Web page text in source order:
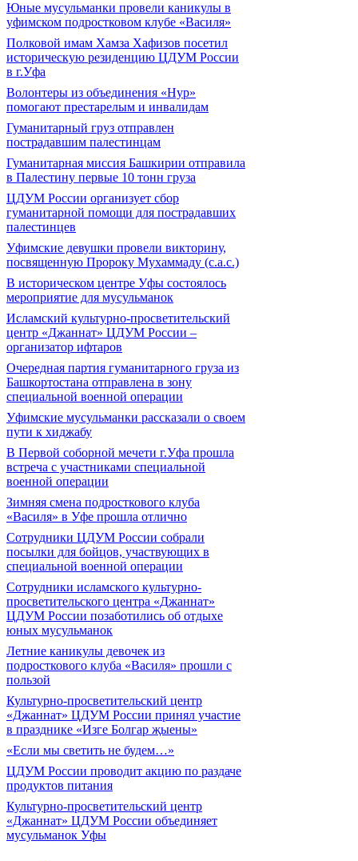
Юные мусульманки провели каникулы в
уфимском подростковом клубе «Василя»
Полковой имам Хамза Хафизов посетил
историческую резиденцию ЦДУМ России
в г.Уфа
Волонтеры из объединения «Нур»
помогают престарелым и инвалидам
Гуманитарный груз отправлен
пострадавшим палестинцам
Гуманитарная миссия Башкирии отправила
в Палестину первые 10 тонн груза
ЦДУМ России организует сбор
гуманитарной помощи для пострадавших
палестинцев
Уфимские девушки провели викторину,
посвященную Пророку Мухаммаду (с.а.с.)
В историческом центре Уфы состоялось
мероприятие для мусульманок
Исламский культурно-просветительский
центр «Джаннат» ЦДУМ России –
организатор ифтаров
Очередная партия гуманитарного груза из
Башкортостана отправлена в зону
специальной военной операции
Уфимские мусульманки рассказали о своем
пути к хиджабу
В Первой соборной мечети г.Уфа прошла
встреча с участниками специальной
военной операции
Зимняя смена подросткового клуба
«Василя» в Уфе прошла отлично
Сотрудники ЦДУМ России собрали
посылки для бойцов, участвующих в
специальной военной операции
Сотрудники исламского культурно-
просветительского центра «Джаннат»
ЦДУМ России позаботились об отдыхе
юных мусульманок
Летние каникулы девочек из
подросткового клуба «Василя» прошли с
пользой
Культурно-просветительский центр
«Джаннат» ЦДУМ России принял участие
в празднике «Изге Болгар җыены»
«Если мы светить не будем…»
ЦДУМ России проводит акцию по раздаче
продуктов питания
Культурно-просветительский центр
«Джаннат» ЦДУМ России объединяет
мусульманок Уфы